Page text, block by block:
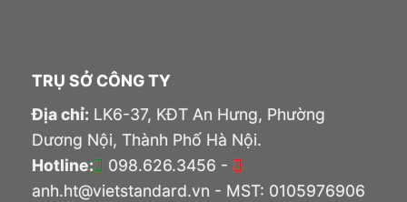
TRỤ SỞ CÔNG TY
Địa chỉ: LK6-37, KĐT An Hưng, Phường
Dương Nội, Thành Phố Hà Nội.
Hotline:
098.626.3456 -
anh.ht@vietstandard.vn - MST: 0105976906